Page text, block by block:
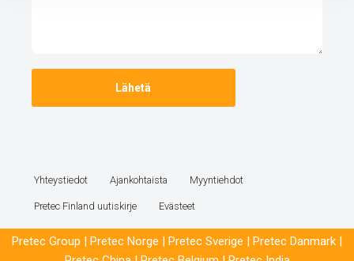
Yhteystiedot Ajankohtaista Myyntiehdot
Pretec Finland uutiskirje Evästeet
Pretec Group | Pretec Norge | Pretec Sverige | Pretec Danmark |